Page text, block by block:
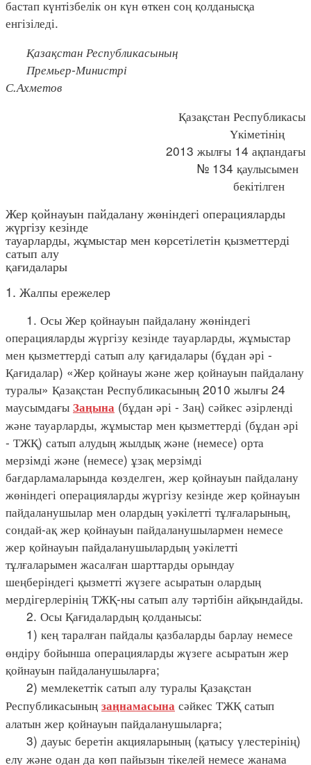
бастап күнтізбелік он күн өткен соң қолданысқа
енгізіледі.
Қазақстан Республикасының
Премьер-Министрі
С.Ахметов
Қазақстан Республикасы
Үкіметінің
2013 жылғы 14 ақпандағы
№ 134 қаулысымен
бекітілген
Жер қойнауын пайдалану жөніндегі операцияларды
жүргізу кезінде
тауарларды, жұмыстар мен көрсетілетін қызметтерді
сатып алу
қағидалары
1. Жалпы ережелер
1. Осы Жер қойнауын пайдалану жөніндегі
операцияларды жүргізу кезінде тауарларды, жұмыстар
мен қызметтерді сатып алу қағидалары (бұдан әрі -
Қағидалар) «Жер қойнауы және жер қойнауын пайдалану
туралы» Қазақстан Республикасының 2010 жылғы 24
маусымдағы Заңына (бұдан әрі - Заң) сәйкес әзірленді
және тауарларды, жұмыстар мен қызметтерді (бұдан әрі
- ТЖҚ) сатып алудың жылдық және (немесе) орта
мерзімді және (немесе) ұзақ мерзімді
бағдарламаларында көзделген, жер қойнауын пайдалану
жөніндегі операцияларды жүргізу кезінде жер қойнауын
пайдаланушылар мен олардың уәкілетті тұлғаларының,
сондай-ақ жер қойнауын пайдаланушылармен немесе
жер қойнауын пайдаланушылардың уәкілетті
тұлғаларымен жасалған шарттарды орындау
шеңберіндегі қызметті жүзеге асыратын олардың
мердігерлерінің ТЖҚ-ны сатып алу тәртібін айқындайды.
2. Осы Қағидалардың қолданысы:
1) кең таралған пайдалы қазбаларды барлау немесе
өндіру бойынша операцияларды жүзеге асыратын жер
қойнауын пайдаланушыларға;
2) мемлекеттік сатып алу туралы Қазақстан
Республикасының заңнамасына сәйкес ТЖҚ сатып
алатын жер қойнауын пайдаланушыларға;
3) дауыс беретін акцияларының (қатысу үлестерінің)
елу және одан да көп пайызын тікелей немесе жанама